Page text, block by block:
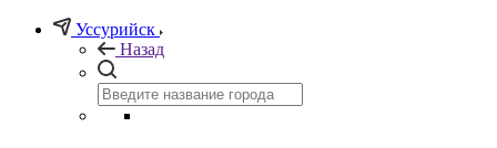
Уссурийск
Назад